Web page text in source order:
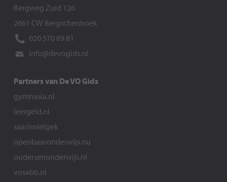
Bergweg Zuid 126
2661 CW Bergschenhoek
020 570 89 81
info@devogids.nl
Partners van De VO Gids
gymnasia.nl
leergeld.nl
saarisnietgek
openbaaronderwijs.nu
oudersenonderwijs.nl
vosabb.nl